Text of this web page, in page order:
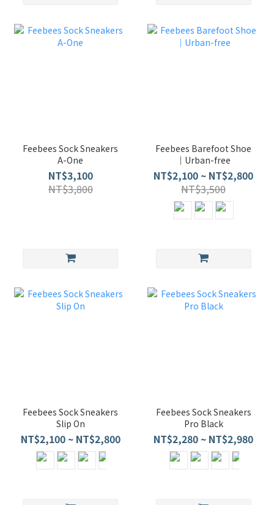
Feebees Sock Sneakers
A-One
NT$3,100
NT$3,800
Feebees Barefoot Shoe
｜Urban-free
NT$2,100 ~ NT$2,800
NT$3,500
Feebees Sock Sneakers
Slip On
NT$2,100 ~ NT$2,800
Feebees Sock Sneakers
Pro Black
NT$2,280 ~ NT$2,980